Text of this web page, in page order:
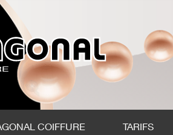
COIFFURE TARIFS